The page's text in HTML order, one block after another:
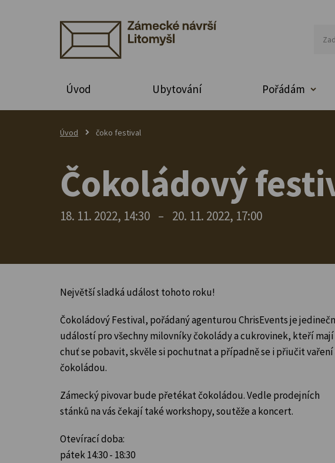
Úvod Ubytování Pořádám
Úvod čoko festival
Čokoládový
18. 11. 2022, 14:30 – 20. 11. 2022, 17:00
Největší sladká událost tohoto roku!
Čokoládový Festival, pořádaný agenturou ChrisEvents je
událostí pro všechny milovníky čokolády a cukrovinek, kteří mají
chuť se pobavit,skvěle si pochutnat a případně se i přiučit vaření
čokoládou.
Zámecký pivovar bude přetékat čokoládou. Vedle prodejních
stánků na vás čekají také workshopy, soutěže a koncert.
Otevírací doba:
pátek 14:30 - 18:30